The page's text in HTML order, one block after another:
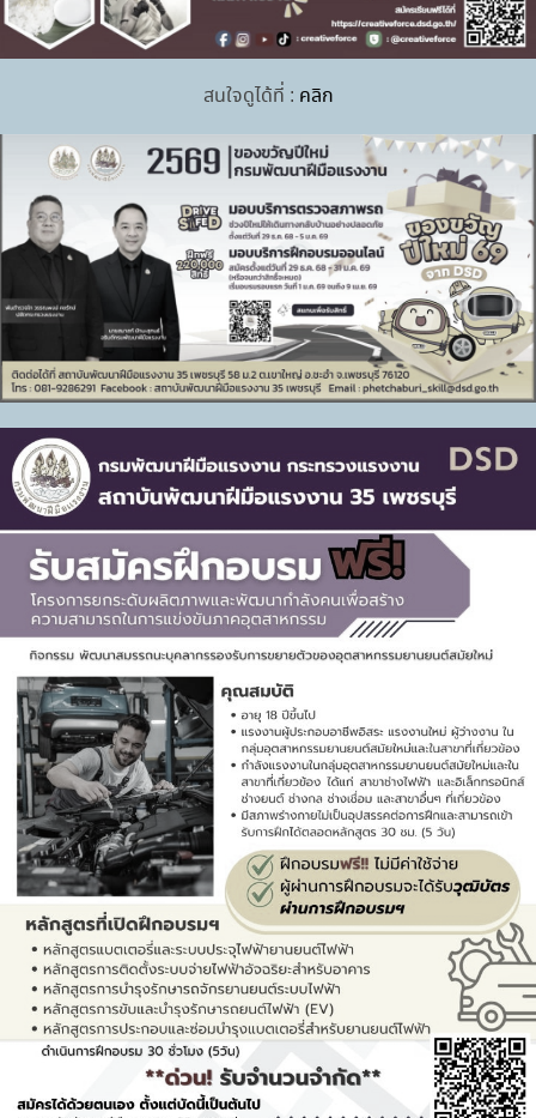
ผู้อำนวยการสถาบันพัฒนาฝีมือแรงงาน 35 เพชรบุรี เข้าร่วม
การประชุมหัวหน้าส่วนราชการสังกัดกระทรวงแรงงานจังหวัด
เพชรบุรี เพื่อตรวจติดตามและประเมินผลการปฏิบัติงานตาม
แผนการตรวจราชการ ประจำปีงบประมาณ พ.ศ. 2569 รอบที่ 3
6 ส.ค. 2569
สถาบันพัฒนาฝีมือแรงงาน 35 เพชรบุรี ดำเนินการทดสอบ
มาตรฐานฝีมือแรงงานแห่งชาติ สาขาพนักงานการใช้
คอมพิวเตอร์ (การนำเนอผลงาน) ระดับ 1
5 ส.ค. 2569 5
สนใจดูได้ที่ : คลิก